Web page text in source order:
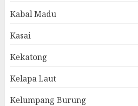
Kabal Madu
Kasai
Kekatong
Kelapa Laut
Kelumpang Burung